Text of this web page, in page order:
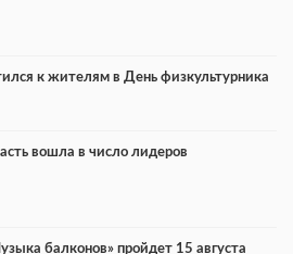
к жителям в День физкультурника
вошла в число лидеров
балконов» пройдет 15 августа